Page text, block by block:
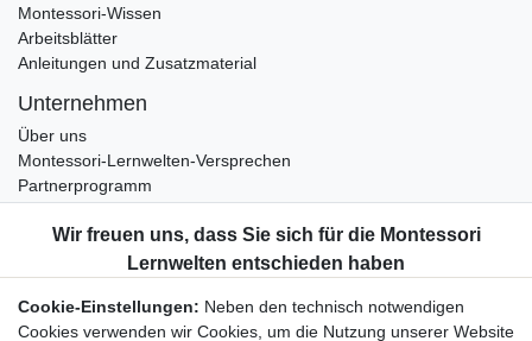
Montessori-Wissen
Arbeitsblätter
Anleitungen und Zusatzmaterial
Unternehmen
Über uns
Montessori-Lernwelten-Versprechen
Partnerprogramm
Bestellung widerrufen
Datenschutzerklärung
AGB
Cookie-Einstellungen: Neben den technisch notwendigen
Cookies verwenden wir Cookies, um die Nutzung unserer Website